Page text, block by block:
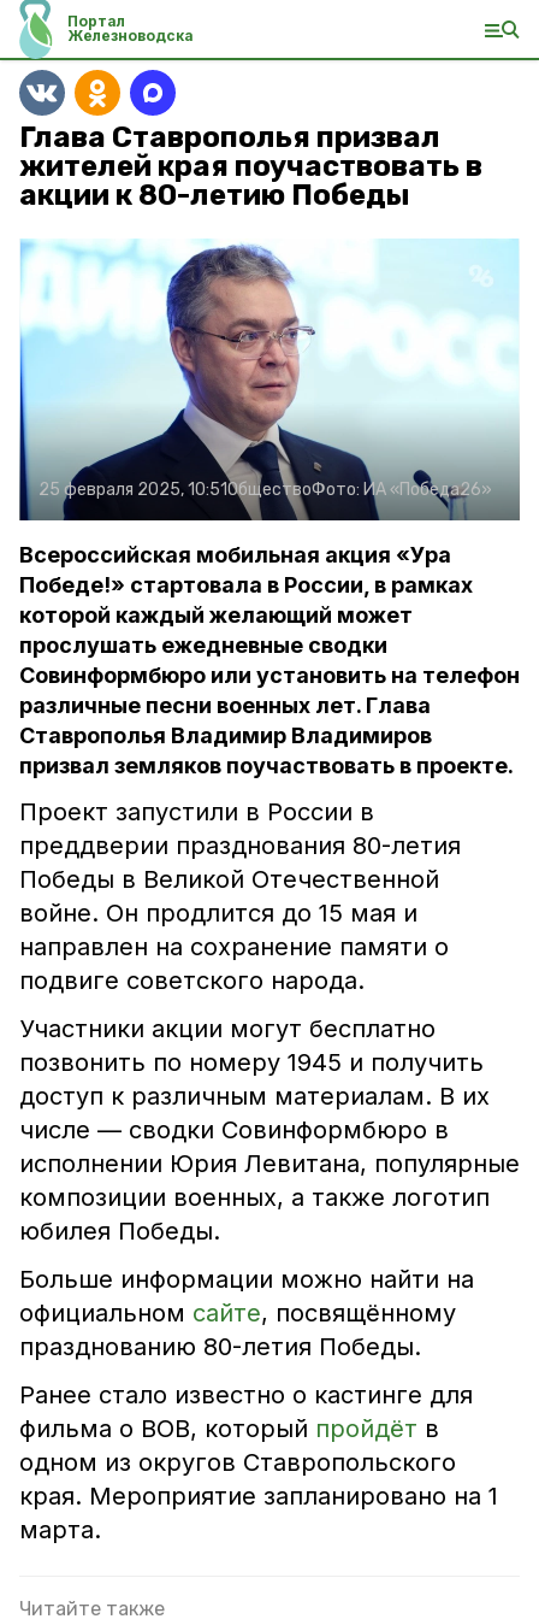
Портал
Железноводска
Глава Ставрополья призвал
жителей края поучаствовать в
акции к 80-летию Победы
25 февраля 2025, 10:51ОбществоФото: ИА «Победа26»
Всероссийская мобильная акция «Ура
Победе!» стартовала в России, в рамках
которой каждый желающий может
прослушать ежедневные сводки
Совинформбюро или установить на телефон
различные песни военных лет. Глава
Ставрополья Владимир Владимиров
призвал земляков поучаствовать в проекте.
Проект запустили в России в
преддверии празднования 80-летия
Победы в Великой Отечественной
войне. Он продлится до 15 мая и
направлен на сохранение памяти о
подвиге советского народа.
Участники акции могут бесплатно
позвонить по номеру 1945 и получить
доступ к различным материалам. В их
числе — сводки Совинформбюро в
исполнении Юрия Левитана, популярные
композиции военных, а также логотип
юбилея Победы.
Больше информации можно найти на
официальном сайте, посвящённому
празднованию 80-летия Победы.
Ранее стало известно о кастинге для
фильма о ВОВ, который пройдёт в
одном из округов Ставропольского
края. Мероприятие запланировано на 1
марта.
Читайте также